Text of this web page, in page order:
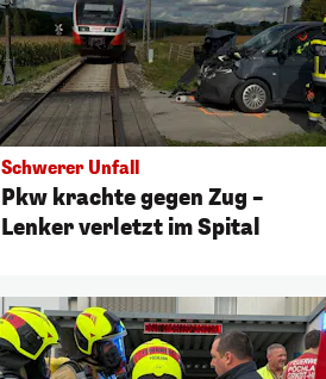
Schwerer Unfall
Pkw krachte gegen Zug –
Lenker verletzt im Spital